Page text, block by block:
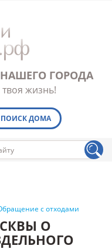
ГОРОДА
жизнь!
ПОИСК ДОМА
с отходами
О